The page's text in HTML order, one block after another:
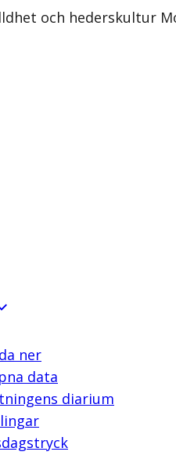
och hederskultur
ner
data
diarium